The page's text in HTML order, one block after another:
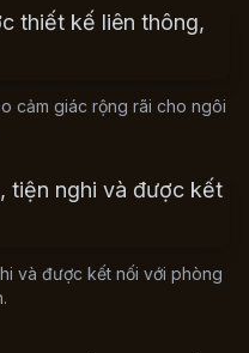
cảm giác rộng rãi cho ngôi
và được kết nối với phòng